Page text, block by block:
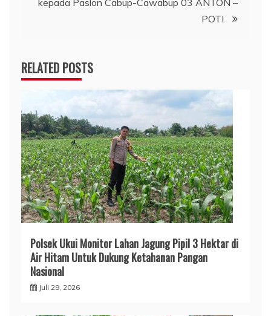
kepada Paslon Cabup-Cawabup 03 ANTON –
POTI
RELATED POSTS
Polsek Ukui Monitor Lahan Jagung Pipil 3 Hektar di
Air Hitam Untuk Dukung Ketahanan Pangan
Nasional
Juli 29, 2026